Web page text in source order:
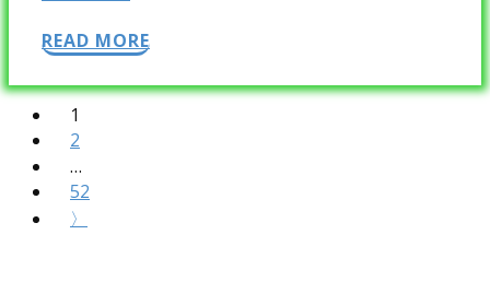
READ MORE
1
2
…
52
〉